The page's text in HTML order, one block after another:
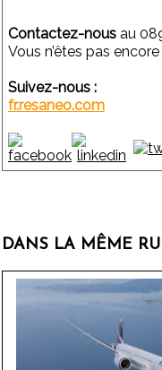
Contactez-nous au
Vous n’êtes pas
Suivez-nous :
fr.resaneo.com
DANS LA MÊME